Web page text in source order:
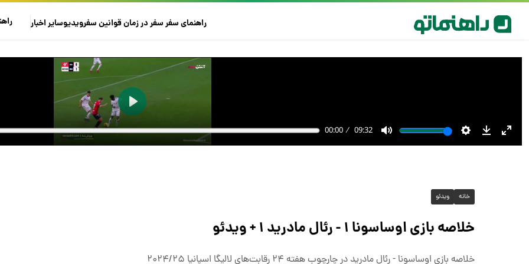
راهنمای سفرسفر در زمانقوانین سفرویدیوسایراخبار
خانه ویدئو
خلاصه بازی اوساسونا ۱ - رئال مادرید ۱ + ویدئو
خلاصه بازی اوساسونا - رئال مادرید در چارچوب هفته ۲۴ رقابت‌های لالیگا اسپانیا ۲۰۲۴/۲۵